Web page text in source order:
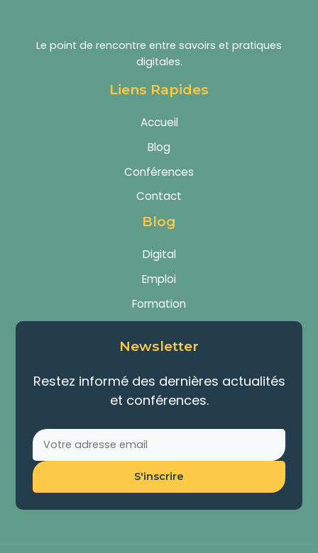
Le point de rencontre entre savoirs et pratiques
digitales.
Liens Rapides
Accueil
Blog
Conférences
Contact
Blog
Digital
Emploi
Formation
Newsletter
Restez informé des dernières actualités
et conférences.
S'inscrire